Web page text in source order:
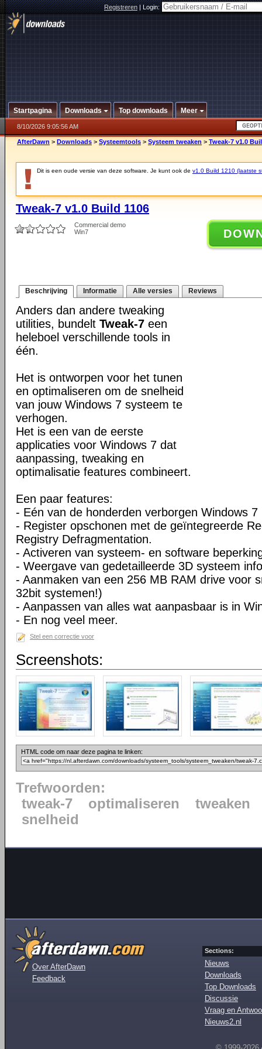
Registreren|Login:
Startpagina Downloads Top downloads Meer
8/10/2026 9:05:56 AM
AfterDawn > Downloads > Systeemtools > Systeem tweaken > Tweak-7 v1.0
Dit is een oude versie van deze software. Je kunt ook de v1.0 Build 1210 (laatste
Tweak-7 v1.0 Build 1106
Commercial demo
Win7
Beschrijving Informatie Alle versies Reviews
Anders dan andere tweaking
utilities, bundelt Tweak-7 een
heleboel verschillende tools in
één.
Het is ontworpen voor het tunen
en optimaliseren om de snelheid
van jouw Windows 7 systeem te
verhogen.
Het is een van de eerste
applicaties voor Windows 7 dat
aanpassing, tweaking en
optimalisatie features combineert.
Een paar features:
- Eén van de honderden verborgen Windows
- Register opschonen met de geïntegreerde
Registry Defragmentation.
- Activeren van systeem- en software
- Weergave van gedetailleerde 3D systeem
- Aanmaken van een 256 MB RAM drive voor
32bit systemen!)
- Aanpassen van alles wat aanpasbaar is in
- En nog veel meer.
Stel een correctie voor
Screenshots:
HTML code om naar deze pagina te linken:
Trefwoorden:
tweak-7
optimaliseren
tweaken
snelheid
Over AfterDawn
Feedback
Sections:
Nieuws
Downloads
Top Downloads
Discussie
Vraag en
Nieuws2.nl